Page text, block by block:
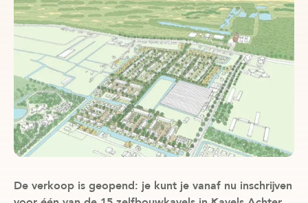
De verkoop is geopend: je kunt je vanaf nu inschrijven